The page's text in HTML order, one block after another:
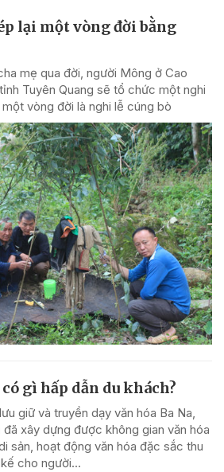
lại một vòng đời bằng
mẹ qua đời, người Mông ở Cao
Tuyên Quang sẽ tổ chức một nghi
vòng đời là nghi lễ cúng bò
có gì hấp dẫn du khách?
giữ và truyền dạy văn hóa Ba Na,
đã xây dựng được không gian văn hóa
sản, hoạt động văn hóa đặc sắc thu
cho người...